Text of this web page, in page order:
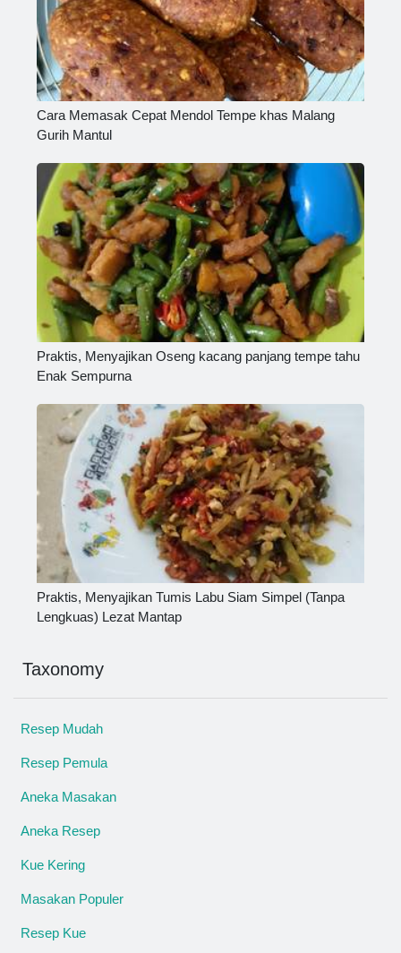
Cara Memasak Cepat Mendol Tempe khas Malang
Gurih Mantul
Praktis, Menyajikan Oseng kacang panjang tempe tahu
Enak Sempurna
Praktis, Menyajikan Tumis Labu Siam Simpel (Tanpa
Lengkuas) Lezat Mantap
Taxonomy
Resep Mudah
Resep Pemula
Aneka Masakan
Aneka Resep
Kue Kering
Masakan Populer
Resep Kue